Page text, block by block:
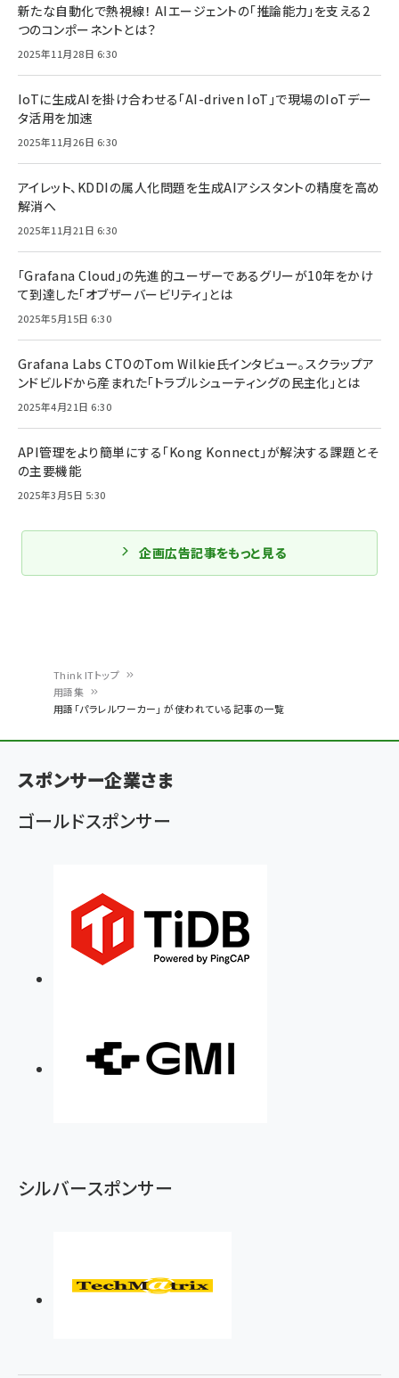
ン
く
ず
Think ITトップ
用語集
用語「パラレルワーカー」 が使われている記事の一覧
新たな自動化で熱視線！ AIエージェントの「推論能力」を支える2
つのコンポーネントとは？
2025年11月28日 6:30
IoTに生成AIを掛け合わせる「AI-driven IoT」で現場のIoTデー
タ活用を加速
2025年11月26日 6:30
アイレット、KDDIの属人化問題を生成AIアシスタントの精度を高め
解消へ
2025年11月21日 6:30
「Grafana Cloud」の先進的ユーザーであるグリーが10年をかけ
て到達した「オブザーバービリティ」とは
2025年5月15日 6:30
Grafana Labs CTOのTom Wilkie氏インタビュー。スクラップア
ンドビルドから産まれた「トラブルシューティングの民主化」とは
2025年4月21日 6:30
API管理をより簡単にする「Kong Konnect」が解決する課題とそ
の主要機能
2025年3月5日 5:30
企画広告記事をもっと見る
スポンサー企業さま
ゴールドスポンサー
シルバースポンサー